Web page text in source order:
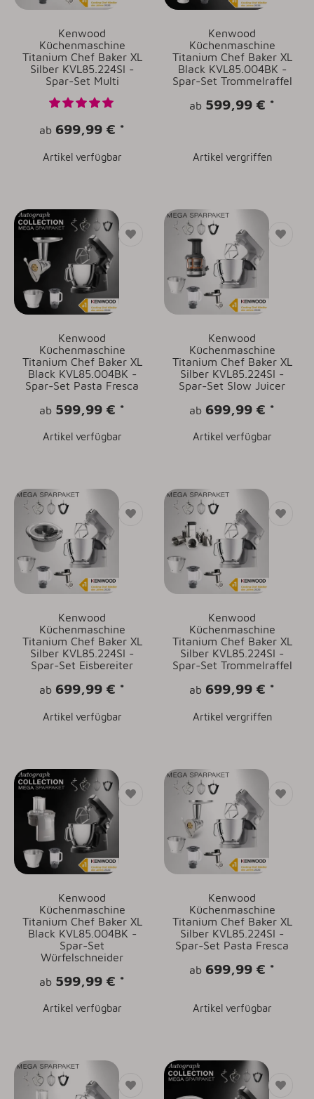
Kenwood
Küchenmaschine
Titanium Chef Baker XL
Silber KVL85.224SI -
Spar-Set Multi
ab 699,99 € *
Artikel verfügbar
Kenwood
Küchenmaschine
Titanium Chef Baker XL
Black KVL85.004BK -
Spar-Set Trommelraffel
ab 599,99 € *
Artikel vergriffen
Kenwood
Küchenmaschine
Titanium Chef Baker XL
Black KVL85.004BK -
Spar-Set Pasta Fresca
ab 599,99 € *
Artikel verfügbar
Kenwood
Küchenmaschine
Titanium Chef Baker XL
Silber KVL85.224SI -
Spar-Set Slow Juicer
ab 699,99 € *
Artikel verfügbar
Kenwood
Küchenmaschine
Titanium Chef Baker XL
Silber KVL85.224SI -
Spar-Set Eisbereiter
ab 699,99 € *
Artikel verfügbar
Kenwood
Küchenmaschine
Titanium Chef Baker XL
Silber KVL85.224SI -
Spar-Set Trommelraffel
ab 699,99 € *
Artikel vergriffen
Kenwood
Küchenmaschine
Titanium Chef Baker XL
Black KVL85.004BK -
Spar-Set
Würfelschneider
ab 599,99 € *
Artikel verfügbar
Kenwood
Küchenmaschine
Titanium Chef Baker XL
Silber KVL85.224SI -
Spar-Set Pasta Fresca
ab 699,99 € *
Artikel verfügbar